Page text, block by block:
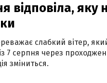
відповіла, яку
слабкий вітер,
7 серпня через
зміниться.